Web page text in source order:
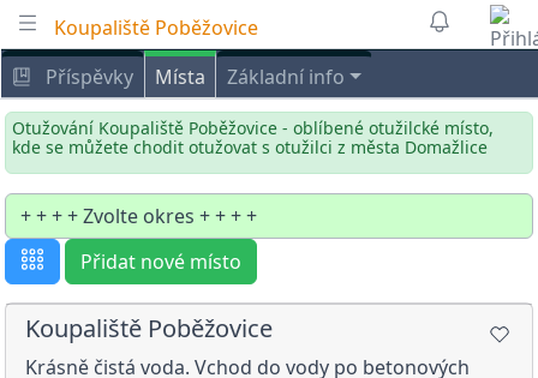
Koupaliště Poběžovice
Příspěvky
Místa Základní info
Otužování Koupaliště Poběžovice - oblíbené otužilcké místo,
kde se můžete chodit otužovat s otužilci z města Domažlice
Přidat nové místo
Koupaliště Poběžovice
Krásně čistá voda. Vchod do vody po betonových